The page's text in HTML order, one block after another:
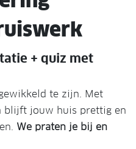
+ quiz met
te zijn. Met
blijft jouw huis prettig en
We praten je bij en